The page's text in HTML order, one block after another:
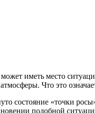
иметь место
Что это
состояние «точки
подобной